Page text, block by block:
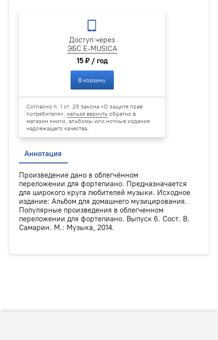
Доступ через
ЭБС E-MUSICA
15 ₽ / год
В корзину
Согласно п. 1 ст. 25 закона «О защите прав
потребителя», нельзя вернуть обратно в
магазин книги, альбомы или нотные издания
надлежащего качества.
Аннотация
Произведение дано в облегчённом
переложении для фортепиано. Предназначается
для широкого круга любителей музыки. Исходное
издание: Альбом для домашнего музицирования.
Популярные произведения в облегченном
переложении для фортепиано. Выпуск 6. Сост. В.
Самарин. М.: Музыка, 2014.